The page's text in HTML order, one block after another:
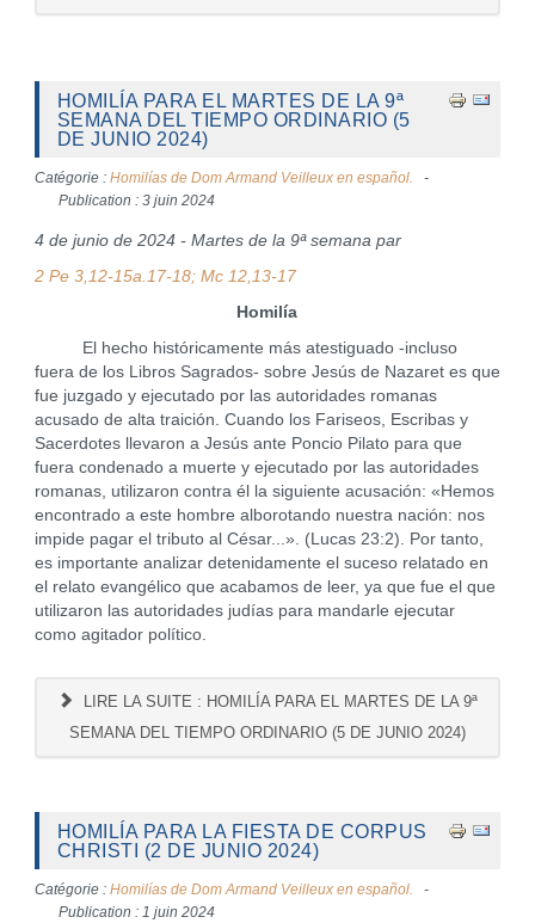
HOMILÍA PARA EL MARTES DE LA 9ª
SEMANA DEL TIEMPO ORDINARIO (5
DE JUNIO 2024)
Catégorie : Homilías de Dom Armand Veilleux en español.
Publication : 3 juin 2024
4 de junio de 2024 - Martes de la 9ª semana par
2 Pe 3,12-15a.17-18; Mc 12,13-17
Homilía
El hecho históricamente más atestiguado -incluso
fuera de los Libros Sagrados- sobre Jesús de Nazaret es que
fue juzgado y ejecutado por las autoridades romanas
acusado de alta traición. Cuando los Fariseos, Escribas y
Sacerdotes llevaron a Jesús ante Poncio Pilato para que
fuera condenado a muerte y ejecutado por las autoridades
romanas, utilizaron contra él la siguiente acusación: «Hemos
encontrado a este hombre alborotando nuestra nación: nos
impide pagar el tributo al César...». (Lucas 23:2). Por tanto,
es importante analizar detenidamente el suceso relatado en
el relato evangélico que acabamos de leer, ya que fue el que
utilizaron las autoridades judías para mandarle ejecutar
como agitador político.
LIRE LA SUITE : HOMILÍA PARA EL MARTES DE LA 9ª
SEMANA DEL TIEMPO ORDINARIO (5 DE JUNIO 2024)
HOMILÍA PARA LA FIESTA DE CORPUS
CHRISTI (2 DE JUNIO 2024)
Catégorie : Homilías de Dom Armand Veilleux en español.
Publication : 1 juin 2024